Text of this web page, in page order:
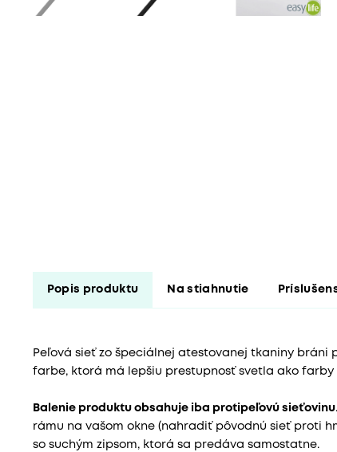
Popis produktu Na stiahnutie
Peľová sieť zo špeciálnej atestovanej tkaniny bráni
farbe, ktorá má lepšiu prestupnosť svetla ako farby
Balenie produktu obsahuje iba protipeľovú sieťovinu
rámu na vašom okne (nahradiť pôvodnú sieť proti
so suchým zipsom, ktorá sa predáva samostatne.